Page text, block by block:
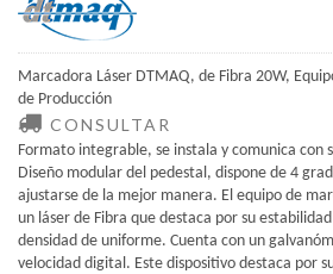
Marcadora Láser DTMAQ, de Fibra 20W,
de Producción
CONSULTAR
Formato integrable, se instala y comunica con
Diseño modular del pedestal, dispone de 4
ajustarse de la mejor manera. El equipo de
un láser de Fibra que destaca por su
densidad de uniforme. Cuenta con un
velocidad digital. Este dispositivo destaca por